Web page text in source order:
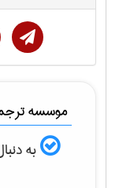
موسسه
به